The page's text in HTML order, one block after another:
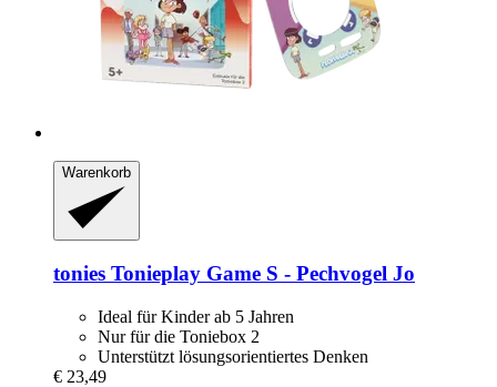
Warenkorb
tonies Tonieplay Game S -​ Pechvogel Jo
Ideal für Kinder ab 5 Jahren
Nur für die Toniebox 2
Unterstützt lösungsorientiertes Denken
€ 23,49